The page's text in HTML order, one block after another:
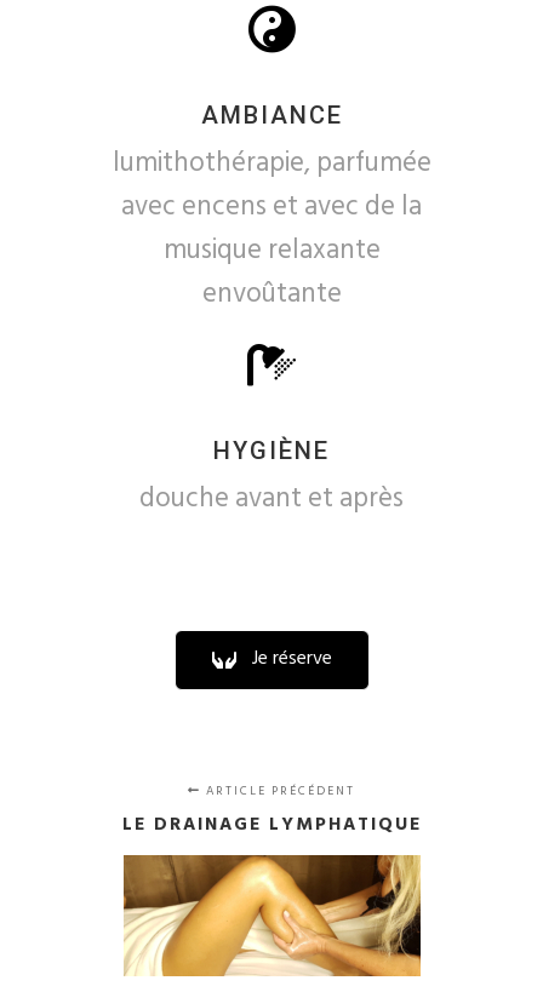
AMBIANCE
lumithothérapie, parfumée
avec encens et avec de la
musique relaxante
envoûtante
HYGIÈNE
douche avant et après
Je réserve
ARTICLE PRÉCÉDENT
LE DRAINAGE LYMPHATIQUE